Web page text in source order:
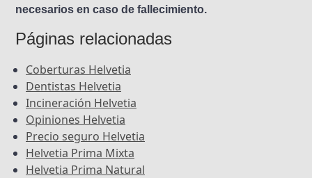
necesarios en caso de fallecimiento.
Páginas relacionadas
Coberturas Helvetia
Dentistas Helvetia
Incineración Helvetia
Opiniones Helvetia
Precio seguro Helvetia
Helvetia Prima Mixta
Helvetia Prima Natural